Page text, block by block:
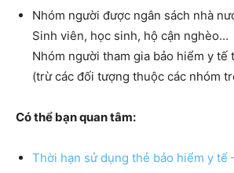
Nhóm người được ngân sách nhà
Sinh viên, học sinh, hộ cận nghèo…
Nhóm người tham gia bảo hiểm y tế
(trừ các đối tượng thuộc các nhóm
Có thể bạn quan tâm:
Thời hạn sử dụng thẻ bảo hiểm y tế